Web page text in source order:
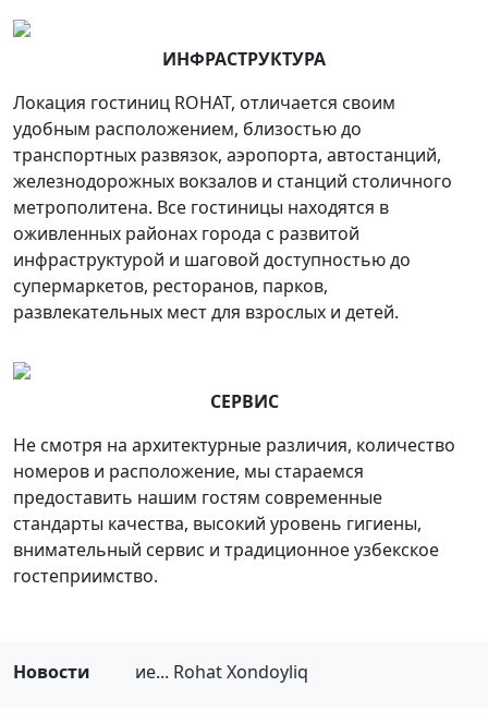
ИНФРАСТРУКТУРА
Локация гостиниц ROHAT, отличается своим
удобным расположением, близостью до
транспортных развязок, аэропорта, автостанций,
железнодорожных вокзалов и станций столичного
метрополитена. Все гостиницы находятся в
оживленных районах города с развитой
инфраструктурой и шаговой доступностью до
супермаркетов, ресторанов, парков,
развлекательных мест для взрослых и детей.
СЕРВИС
Не смотря на архитектурные различия, количество
номеров и расположение, мы стараемся
предоставить нашим гостям современные
стандарты качества, высокий уровень гигиены,
внимательный сервис и традиционное узбекское
гостеприимство.
Новости
Cкоро открытие... Rohat Xondoyliq